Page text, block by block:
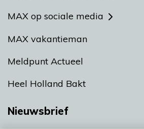
MAX op sociale media
MAX vakantieman
Meldpunt Actueel
Heel Holland Bakt
Nieuwsbrief